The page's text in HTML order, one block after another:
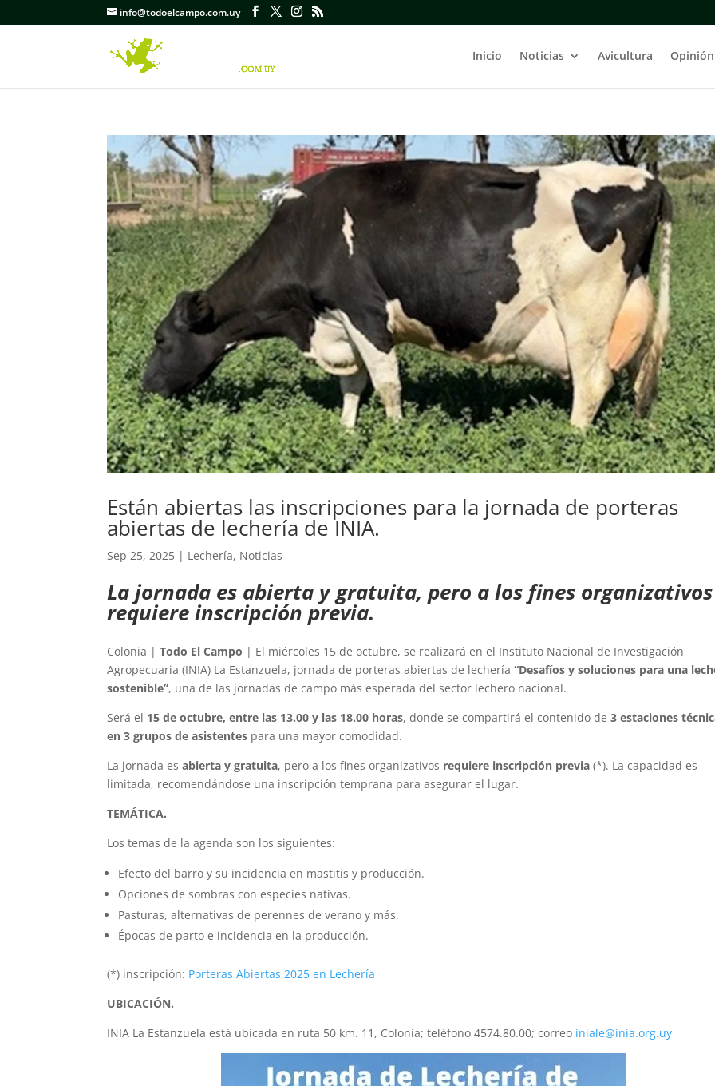
info@todoelcampo.com.uy
Inicio Noticias Avicultura Opinión
Están abiertas las inscripciones para la jornada de porteras
abiertas de lechería de INIA.
Sep 25, 2025 | Lechería, Noticias
La jornada es abierta y gratuita, pero a los fines organizativos
requiere inscripción previa.
Colonia |Todo El Campo | El miércoles 15 de octubre, se realizará en el Instituto Nacional de Investigación
Agropecuaria (INIA) La Estanzuela, jornada de porteras abiertas de lechería“Desafíos y soluciones para una
sostenible”, una de las jornadas de campo más esperada del sector lechero nacional.
Será el 15 de octubre, entre las 13.00 y las 18.00 horas, donde se compartirá el contenido de3 estaciones
en 3 grupos de asistentes para una mayor comodidad.
La jornada esabierta y gratuita, pero a los fines organizativos requiere inscripción previa (*). La capacidad es
limitada, recomendándose una inscripción temprana para asegurar el lugar.
TEMÁTICA.
Los temas de la agenda son los siguientes:
Efecto del barro y su incidencia en mastitis y producción.
Opciones de sombras con especies nativas.
Pasturas, alternativas de perennes de verano y más.
Épocas de parto e incidencia en la producción.
(*) inscripción: Porteras Abiertas 2025 en Lechería
UBICACIÓN.
INIA La Estanzuela está ubicada en ruta 50 km. 11, Colonia; teléfono 4574.80.00; correo iniale@inia.org.uy